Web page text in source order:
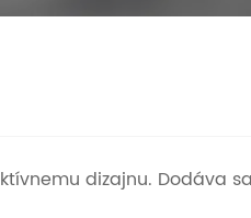
dizajnu. Dodáva